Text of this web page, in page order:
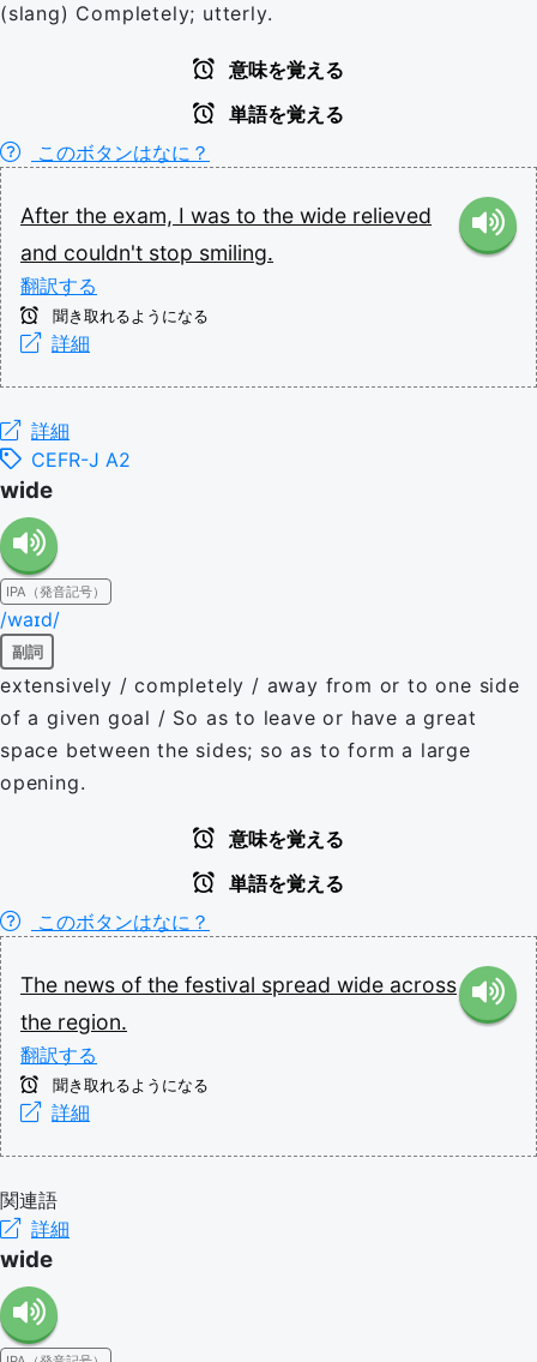
(slang) Completely; utterly.
意味を覚える
単語を覚える
このボタンはなに？
After the exam, I was to the wide relieved
and couldn't stop smiling.
翻訳する
聞き取れるようになる
詳細
詳細
CEFR-J A2
wide
IPA（発音記号）
/waɪd/
副詞
extensively / completely / away from or to one side
of a given goal / So as to leave or have a great
space between the sides; so as to form a large
opening.
意味を覚える
単語を覚える
このボタンはなに？
The news of the festival spread wide across
the region.
翻訳する
聞き取れるようになる
詳細
関連語
詳細
wide